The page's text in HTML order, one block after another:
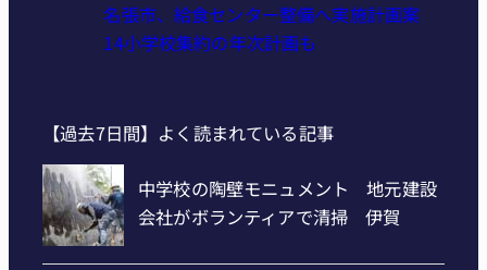
名張市、給食センター整備へ実施計画案
14小学校集約の年次計画も
【過去7日間】よく読まれている記事